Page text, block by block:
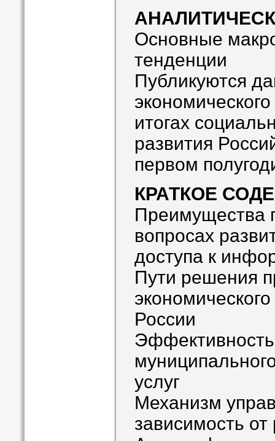
Основные
тенденции
Публикуются
итогах
развития
первом
КРАТКОЕ
Преимущества
вопросах
доступа к
Пути решения
России
услуг
Механизм
зависимость